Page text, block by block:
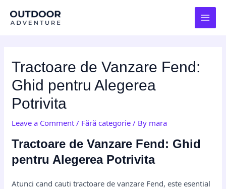
Tractoare de Vanzare Fend:
Ghid pentru Alegerea
Potrivita
Leave a Comment / Fără categorie / By mara
Tractoare de Vanzare Fend: Ghid
pentru Alegerea Potrivita
Atunci cand cauti tractoare de vanzare Fend, este esential
navigation